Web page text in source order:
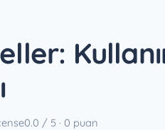
0.0 / 5 · 0 puan